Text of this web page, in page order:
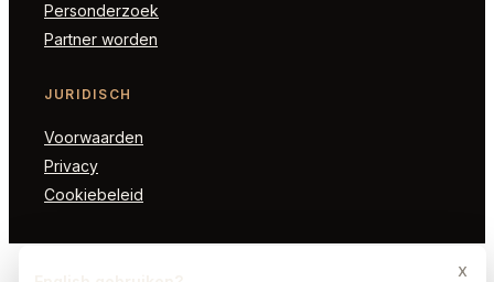
Personderzoek
Partner worden
JURIDISCH
Voorwaarden
Privacy
Cookiebeleid
x